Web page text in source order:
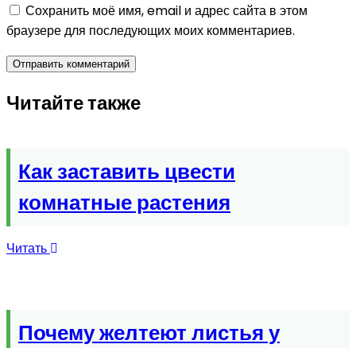
Сохранить моё имя, email и адрес сайта в этом
браузере для последующих моих комментариев.
Читайте также
Как заставить цвести
комнатные растения
Читать
Почему желтеют листья у